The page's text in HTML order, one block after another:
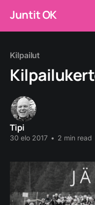
Juntit OK
Kilpailut
Tipi
30 elo 2017 • 2 min read